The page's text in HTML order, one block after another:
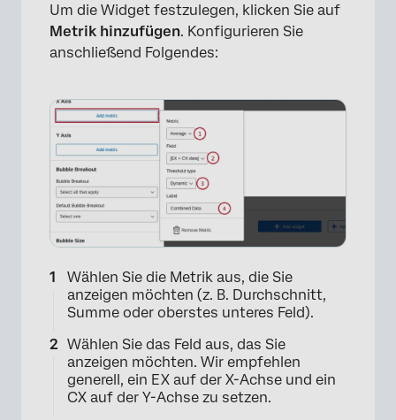
Um die Widget festzulegen, klicken Sie auf
Metrik hinzufügen. Konfigurieren Sie
anschließend Folgendes:
Wählen Sie die Metrik aus, die Sie
anzeigen möchten (z. B. Durchschnitt,
Summe oder oberstes unteres Feld).
Wählen Sie das Feld aus, das Sie
anzeigen möchten. Wir empfehlen
generell, ein EX auf der X-Achse und ein
CX auf der Y-Achse zu setzen.